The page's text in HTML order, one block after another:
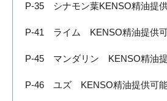
P-35 シナモン葉KENSO精油提
P-41 ライム KENSO精油提供
P-45 マンダリン KENSO精油
P-46 ユズ KENSO精油提供可